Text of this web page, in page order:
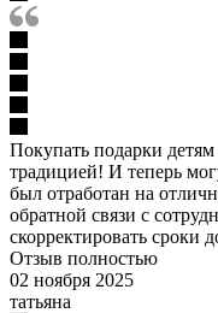
Покупать подарки
традицией! И теперь
был отработан на
обратной связи с
скорректировать сроки
Отзыв полностью
02 ноября 2025
татьяна